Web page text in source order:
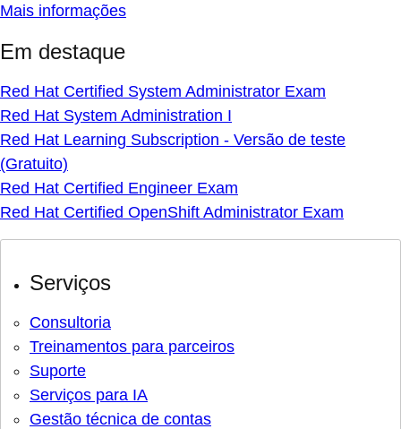
Mais informações
Em destaque
Red Hat Certified System Administrator Exam
Red Hat System Administration I
Red Hat Learning Subscription - Versão de teste
(Gratuito)
Red Hat Certified Engineer Exam
Red Hat Certified OpenShift Administrator Exam
Serviços
Consultoria
Treinamentos para parceiros
Suporte
Serviços para IA
Gestão técnica de contas